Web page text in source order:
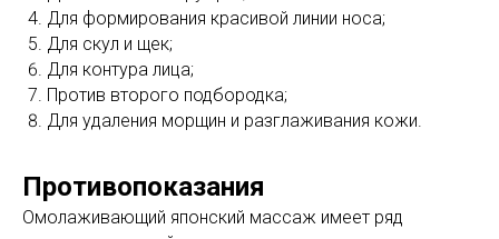
Для формирования красивой линии носа;
Для скул и щек;
Для контура лица;
Против второго подбородка;
Для удаления морщин и разглаживания кожи.
Противопоказания
Омолаживающий японский массаж имеет ряд